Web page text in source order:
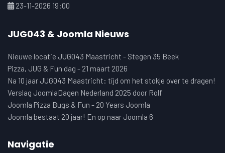
23-11-2026 19:00
JUG043 & Joomla Nieuws
Nieuwe locatie JUG043 Maastricht - Stegen 35 Beek
Pizza, JUG & Fun dag - 21 maart 2026
Na 10 jaar JUG043 Maastricht: tijd om het stokje over te dragen!
Verslag JoomlaDagen Nederland 2025 door Rolf
Joomla Pizza Bugs & Fun - 20 Years Joomla
Joomla bestaat 20 jaar! En op naar Joomla 6
Navigatie